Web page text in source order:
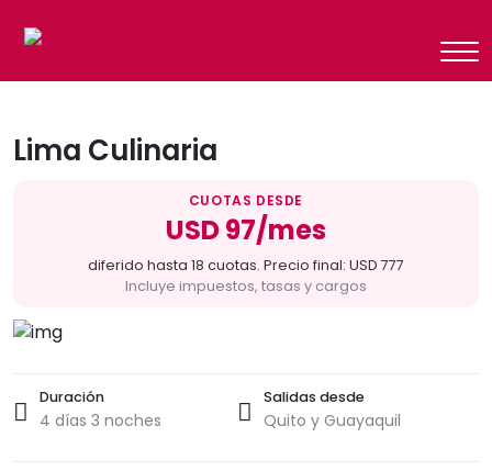
Lima Culinaria
CUOTAS DESDE
USD 97/mes
diferido hasta 18 cuotas. Precio final: USD 777
Incluye impuestos, tasas y cargos
Duración
4 días 3 noches
Salidas desde
Quito y Guayaquil